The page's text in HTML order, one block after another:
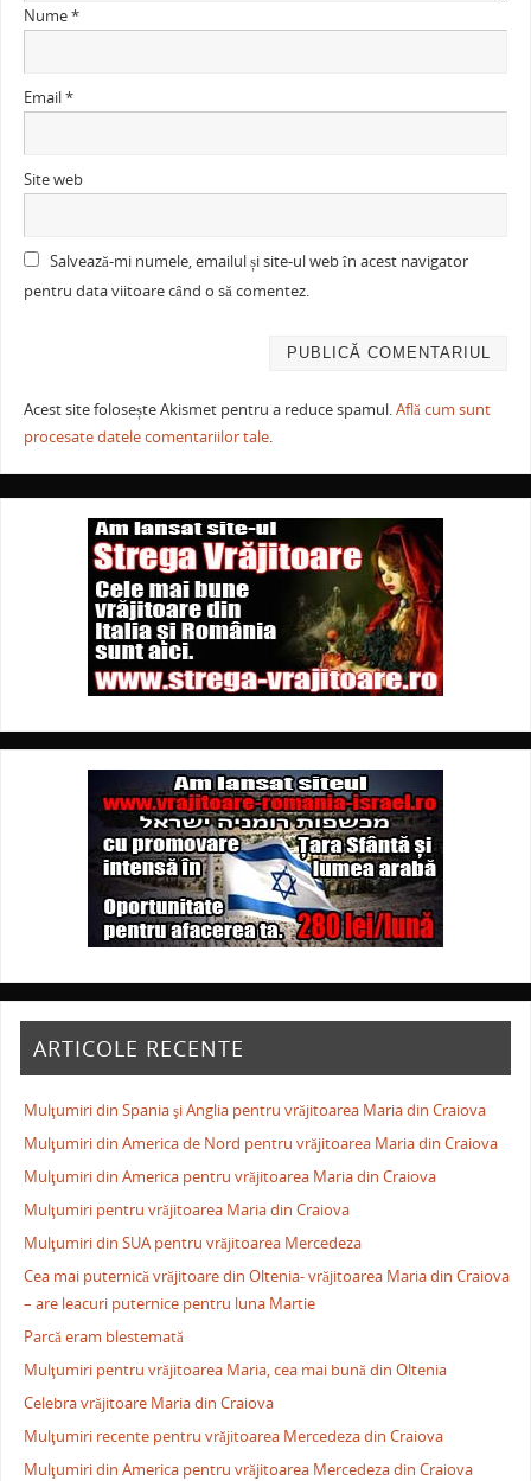
Nume*
Email*
Site web
Salvează-mi numele, emailul și site-ul web în acest navigator
pentru data viitoare când o să comentez.
Acest site folosește Akismet pentru a reduce spamul.Află cum sunt
procesate datele comentariilor tale.
ARTICOLE RECENTE
Mulţumiri din Spania şi Anglia pentru vrăjitoarea Maria din Craiova
Mulţumiri din America de Nord pentru vrăjitoarea Maria din Craiova
Mulţumiri din America pentru vrăjitoarea Maria din Craiova
Mulţumiri pentru vrăjitoarea Maria din Craiova
Mulţumiri din SUA pentru vrăjitoarea Mercedeza
Cea mai puternică vrăjitoare din Oltenia- vrăjitoarea Maria din Craiova
– are leacuri puternice pentru luna Martie
Parcă eram blestemată
Mulţumiri pentru vrăjitoarea Maria, cea mai bună din Oltenia
Celebra vrăjitoare Maria din Craiova
Mulţumiri recente pentru vrăjitoarea Mercedeza din Craiova
Mulţumiri din America pentru vrăjitoarea Mercedeza din Craiova